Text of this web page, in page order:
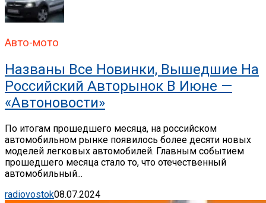
Авто-мото
Названы Все Новинки, Вышедшие На
Российский Авторынок В Июне —
«Автоновости»
По итогам прошедшего месяца, на российском
автомобильном рынке появилось более десяти новых
моделей легковых автомобилей. Главным событием
прошедшего месяца стало то, что отечественный
автомобильный...
radiovostok08.07.2024